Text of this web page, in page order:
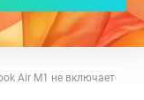
Air M1 не включается